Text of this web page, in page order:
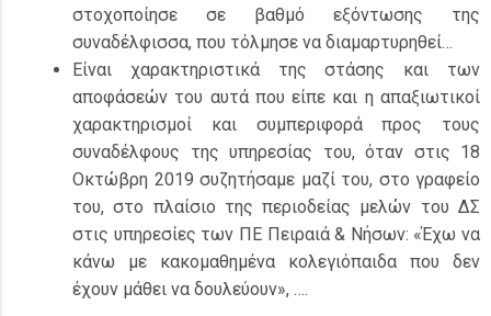
στοχοποίησε σε βαθμό εξόντωσης της
συναδέλφισσα, που τόλμησε να διαμαρτυρηθεί…
Είναι χαρακτηριστικά της στάσης και των
αποφάσεών του αυτά που είπε και η απαξιωτικοί
χαρακτηρισμοί και συμπεριφορά προς τους
συναδέλφους της υπηρεσίας του, όταν στις 18
Οκτώβρη 2019 συζητήσαμε μαζί του, στο γραφείο
του, στο πλαίσιο της περιοδείας μελών του ΔΣ
στις υπηρεσίες των ΠΕ Πειραιά & Νήσων: «Έχω να
κάνω με κακομαθημένα κολεγιόπαιδα που δεν
έχουν μάθει να δουλεύουν», ….